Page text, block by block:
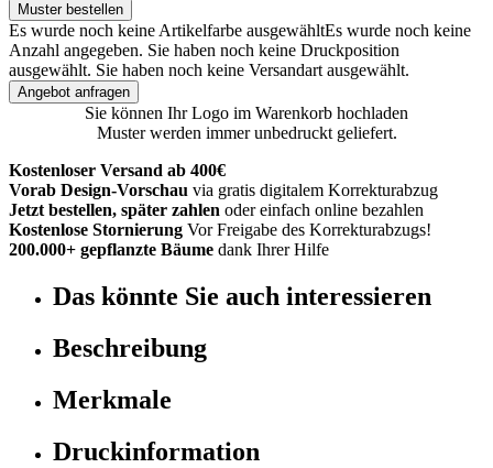
Muster bestellen
Es wurde noch keine Artikelfarbe ausgewähltEs wurde noch keine
Anzahl angegeben. Sie haben noch keine Druckposition
ausgewählt. Sie haben noch keine Versandart ausgewählt.
Angebot anfragen
Sie können Ihr Logo im Warenkorb hochladen
Muster werden immer unbedruckt geliefert.
Kostenloser Versand ab 400€
Vorab Design-Vorschau via gratis digitalem Korrekturabzug
Jetzt bestellen, später zahlen oder einfach online bezahlen
Kostenlose Stornierung Vor Freigabe des Korrekturabzugs!
200.000+ gepflanzte Bäume dank Ihrer Hilfe
Das könnte Sie auch interessieren
Beschreibung
Merkmale
Druckinformation